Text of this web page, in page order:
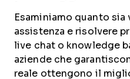
Esaminiamo quanto
assistenza e risolvere
live chat o knowledge
aziende che
reale ottengono il